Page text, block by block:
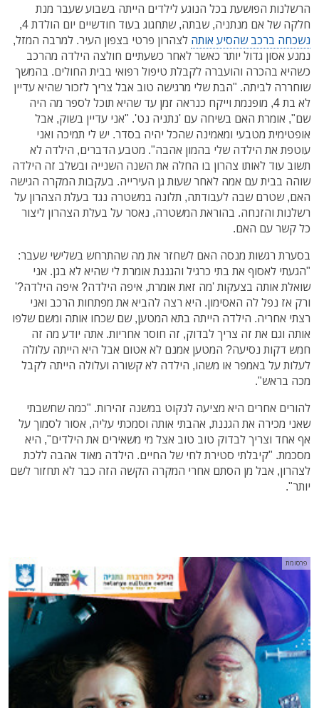
הרשלנות הפושעת בכל הנוגע לילדים הייתה בשבוע שעבר מנת
חלקה של אם מנתניה, שבתה, שתחגוג בעוד חודשיים יום הולדת 4,
נשכחה ברכב שהסיע אותה לצהרון פרטי בצפון העיר. למרבה המזל,
נמנע אסון גדול יותר כאשר לאחר כשעתיים חולצה הילדה מהרכב
כשהיא בהכרה והועברה לקבלת טיפול רפואי בבית החולים. בהמשך
שוחררה לביתה. "הבת שלי מרגישה טוב אבל צריך לזכור שהיא עדיין
לא בת 4, מופנמת וייקח כנראה זמן עד שהיא תוכל לספר מה היה
שם", אומרת האם בשיחה עם 'נתניה נט'. "אני עדיין בשוק, אבל
אופטימית מטבעי ומאמינה שהכל יהיה בסדר. יש לי תמיכה ואני
עוטפת את הילדה שלי בהמון אהבה". מטבע הדברים, הילדה לא
תשוב עוד לאותו צהרון בו החלה את השנה השנייה ובשלב זה הילדה
שוהה בבית עם אמה לאחר שעות גן העירייה. בעקבות המקרה הגישה
האם, שטרם שבה לעבודתה, תלונה במשטרה נגד בעלת הצהרון על
רשלנות והזנחה. בהוראת המשטרה, נאסר על בעלת הצהרון ליצור
כל קשר עם האם.
בסערת רגשות מנסה האם לשחזר את מה שהתרחש בשלישי שעבר:
"הגעתי לאסוף את בתי כרגיל והגננת אומרת לי שהיא לא בגן. אני
שואלת אותה בצעקות 'מה זאת אומרת, איפה הילדה? איפה הילדה?'
ורק אז נפל לה האסימון. היא רצה להביא את מפתחות הרכב ואני
רצתי אחריה. הילדה הייתה בתא המטען, שם שכחו אותה ומשם שלפו
אותה וגם את זה צריך לבדוק, זה חוסר אחריות. אתה יודע מה זה
חמש דקות נסיעה? המטען אמנם לא אטום אבל היא הייתה עלולה
לעלות על באמפר או משהו, הילדה לא קשורה ועלולה הייתה לקבל
מכה בראש".
להורים אחרים היא מציעה לנקוט במשנה זהירות. "כמה שחשבתי
שאני מכירה את הגננת, אהבתי אותה וסמכתי עליה, אסור לסמוך על
אף אחד וצריך לבדוק טוב טוב אצל מי משאירים את הילדים", היא
מסכמת. "קיבלתי סטירת לחי של החיים. הילדה מאוד אהבה ללכת
לצהרון, אבל מן הסתם אחרי המקרה הקשה הזה כבר לא תחזור לשם
יותר".
פרסומת